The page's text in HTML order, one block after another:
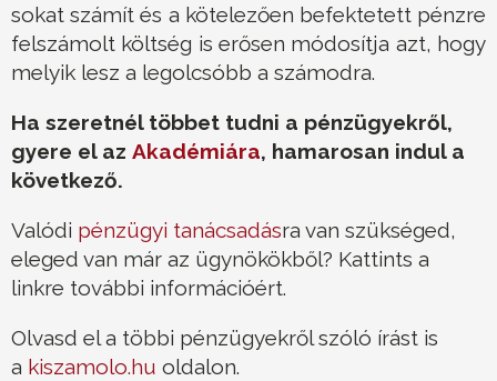
sokat számít és a kötelezően befektetett pénzre
felszámolt költség is erősen módosítja azt, hogy
melyik lesz a legolcsóbb a számodra.
Ha szeretnél többet tudni a pénzügyekről,
gyere el az Akadémiára, hamarosan indul a
következő.
Valódi pénzügyi tanácsadásra van szükséged,
eleged van már az ügynökökből? Kattints a
linkre további információért.
Olvasd el a többi pénzügyekről szóló írást is
a kiszamolo.hu oldalon.